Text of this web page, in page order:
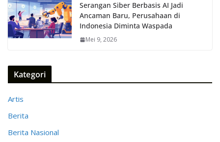
Serangan Siber Berbasis AI Jadi
Ancaman Baru, Perusahaan di
Indonesia Diminta Waspada
Mei 9, 2026
Kategori
Artis
Berita
Berita Nasional